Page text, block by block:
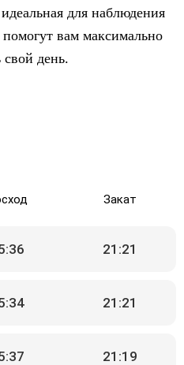
для наблюдения
вам максимально
день.
Закат
21:21
21:21
21:19